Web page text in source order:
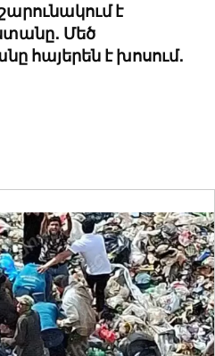
է
Մեծ
հայերեն է խոսում․